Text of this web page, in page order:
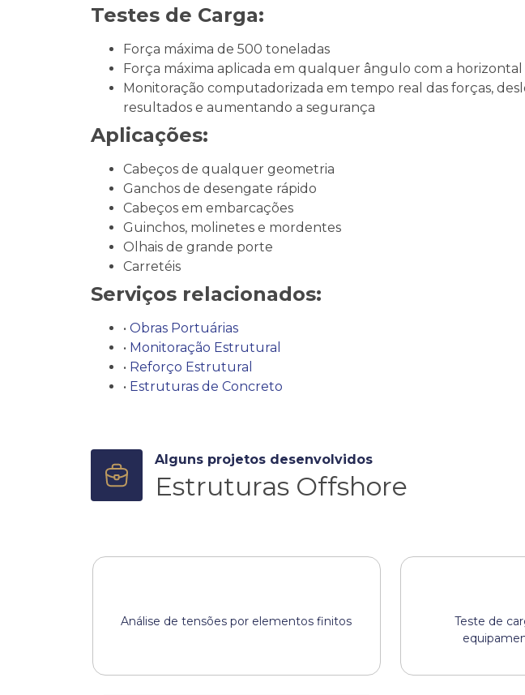
Testes de Carga:
Força máxima de 500 toneladas
Força máxima aplicada em qualquer ângulo com a horizontal
Monitoração computadorizada em tempo real das forças,
resultados e aumentando a segurança
Aplicações:
Cabeços de qualquer geometria
Ganchos de desengate rápido
Cabeços em embarcações
Guinchos, molinetes e mordentes
Olhais de grande porte
Carretéis
Serviços relacionados:
• Obras Portuárias
• Monitoração Estrutural
• Reforço Estrutural
• Estruturas de Concreto
Alguns projetos desenvolvidos
Estruturas Offshore
Análise de tensões por elementos finitos
Teste de